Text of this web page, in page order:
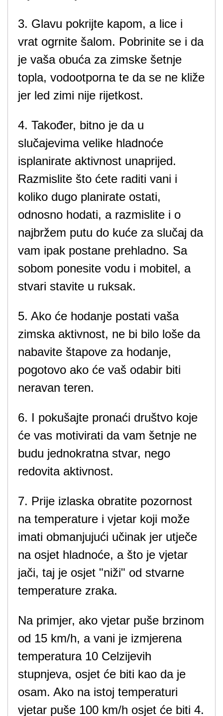
3. Glavu pokrijte kapom, a lice i
vrat ogrnite šalom. Pobrinite se i da
je vaša obuća za zimske šetnje
topla, vodootporna te da se ne kliže
jer led zimi nije rijetkost.
4. Također, bitno je da u
slučajevima velike hladnoće
isplanirate aktivnost unaprijed.
Razmislite što ćete raditi vani i
koliko dugo planirate ostati,
odnosno hodati, a razmislite i o
najbržem putu do kuće za slučaj da
vam ipak postane prehladno. Sa
sobom ponesite vodu i mobitel, a
stvari stavite u ruksak.
5. Ako će hodanje postati vaša
zimska aktivnost, ne bi bilo loše da
nabavite štapove za hodanje,
pogotovo ako će vaš odabir biti
neravan teren.
6. I pokušajte pronaći društvo koje
će vas motivirati da vam šetnje ne
budu jednokratna stvar, nego
redovita aktivnost.
7. Prije izlaska obratite pozornost
na temperature i vjetar koji može
imati obmanjujući učinak jer utječe
na osjet hladnoće, a što je vjetar
jači, taj je osjet "niži" od stvarne
temperature zraka.
Na primjer, ako vjetar puše brzinom
od 15 km/h, a vani je izmjerena
temperatura 10 Celzijevih
stupnjeva, osjet će biti kao da je
osam. Ako na istoj temperaturi
vjetar puše 100 km/h osjet će biti 4.